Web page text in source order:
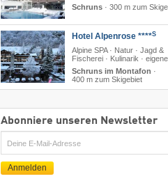
Schruns· 300 m zum
Hotel Alpenrose ****S
Alpine SPA · Natur · Jagd &
Fischerei · Kulinarik ·
Schruns im Montafon ·
400 m zum Skigebiet
Abonniere unseren Newsletter
E-
Mail
Anmelden